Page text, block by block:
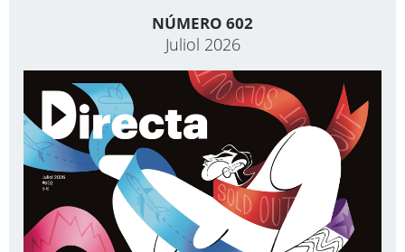
NÚMERO 602
Juliol 2026